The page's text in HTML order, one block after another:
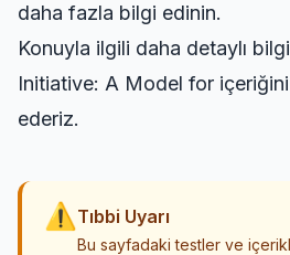
daha fazla bilgi edinin.
Konuyla ilgili daha detaylı
Initiative: A Model for
ederiz.
⚠ Tıbbi Uyarı
Bu sayfadaki testler ve